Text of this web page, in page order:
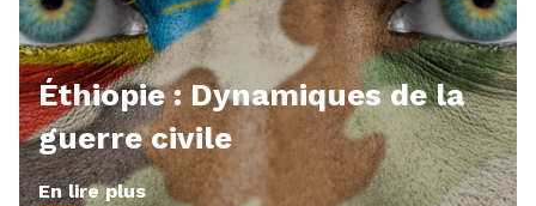
Éthiopie : Dynamiques de la
guerre civile
En lire plus